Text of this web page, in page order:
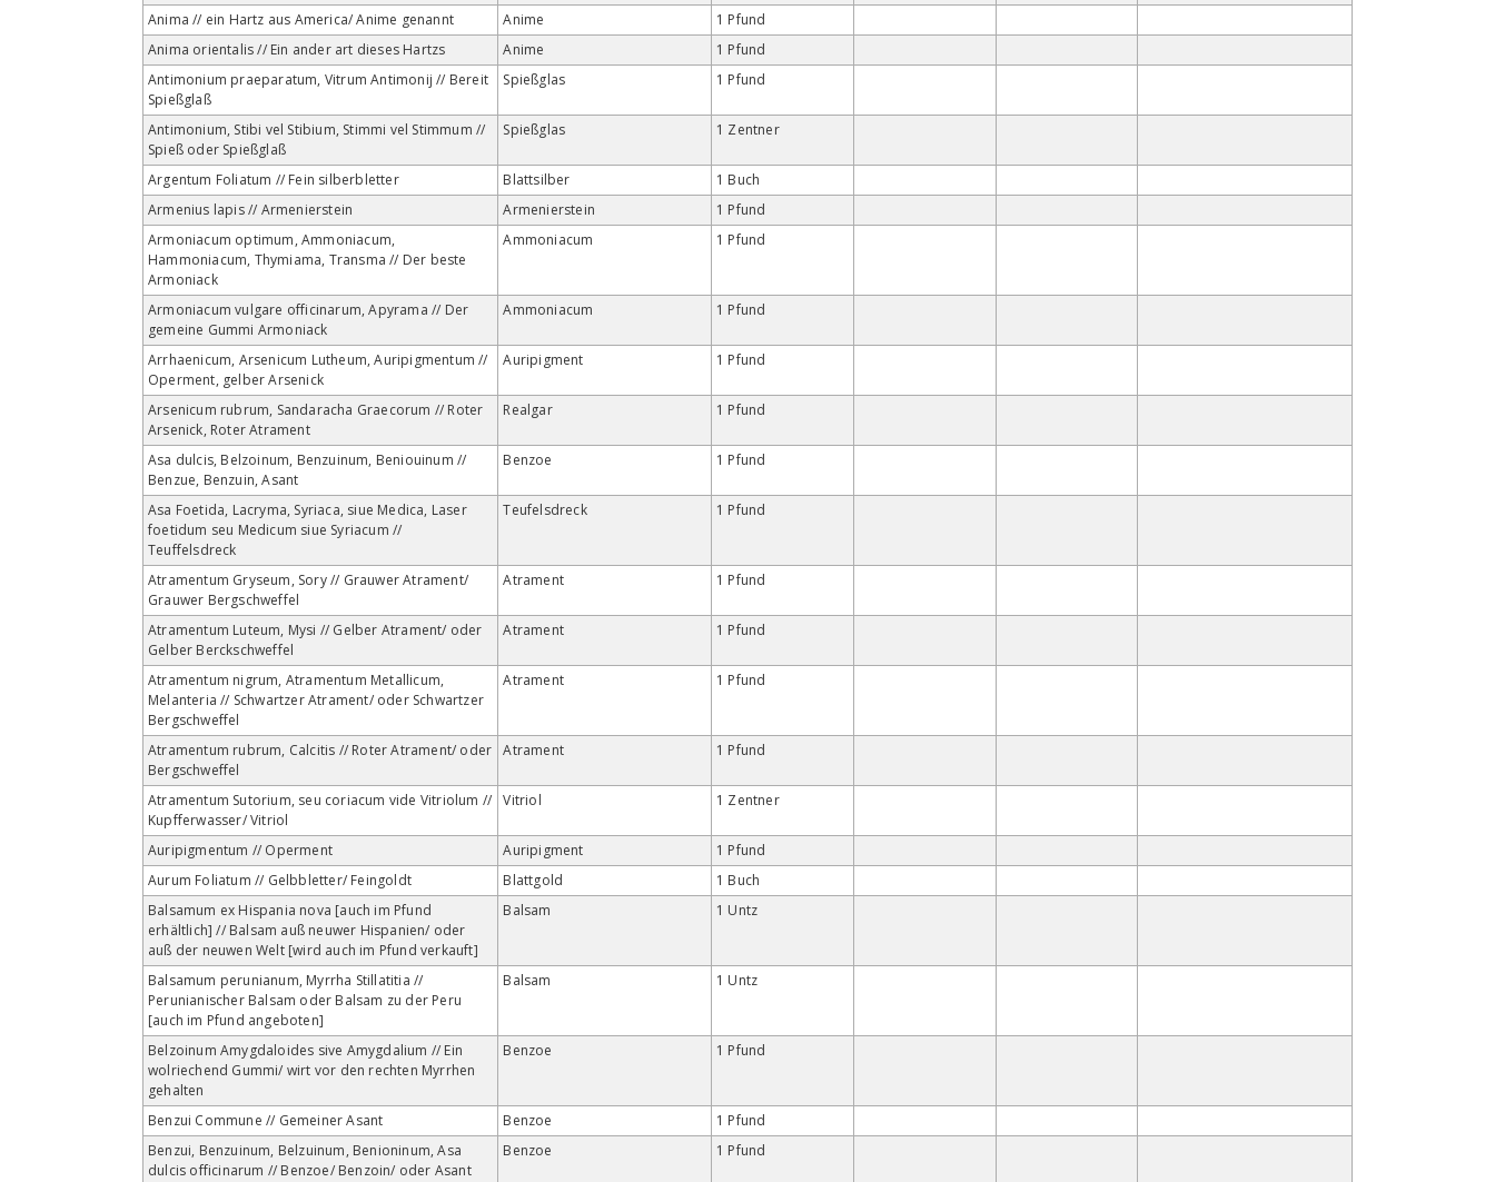
Anima // ein Hartz aus America/ Anime genannt
Anime
1 Pfund
Anima orientalis // Ein ander art dieses Hartzs
Anime
1 Pfund
Antimonium praeparatum, Vitrum Antimonij // Bereit
Spießglaß
Spießglas 1 Pfund
Antimonium, Stibi vel Stibium, Stimmi vel Stimmum //
Spieß oder Spießglaß
Spießglas 1 Zentner
Argentum Foliatum // Fein silberbletter Blattsilber
1 Buch
Armenius lapis // Armenierstein
Armenierstein
1 Pfund
Armoniacum optimum, Ammoniacum,
Hammoniacum, Thymiama, Transma // Der beste
Armoniack
Ammoniacum 1 Pfund
Armoniacum vulgare officinarum, Apyrama // Der
gemeine Gummi Armoniack
Ammoniacum 1 Pfund
Arrhaenicum, Arsenicum Lutheum, Auripigmentum //
Operment, gelber Arsenick
Auripigment 1 Pfund
Arsenicum rubrum, Sandaracha Graecorum // Roter
Arsenick, Roter Atrament
Realgar 1 Pfund
Asa dulcis, Belzoinum, Benzuinum, Beniouinum //
Benzue, Benzuin, Asant
Benzoe 1 Pfund
Asa Foetida, Lacryma, Syriaca, siue Medica, Laser
foetidum seu Medicum siue Syriacum //
Teuffelsdreck
Teufelsdreck 1 Pfund
Atramentum Gryseum, Sory // Grauwer Atrament/
Grauwer Bergschweffel
Atrament 1 Pfund
Atramentum Luteum, Mysi // Gelber Atrament/ oder
Gelber Berckschweffel
Atrament 1 Pfund
Atramentum nigrum, Atramentum Metallicum,
Melanteria // Schwartzer Atrament/ oder Schwartzer
Bergschweffel
Atrament 1 Pfund
Atramentum rubrum, Calcitis // Roter Atrament/ oder
Bergschweffel
Atrament 1 Pfund
Atramentum Sutorium, seu coriacum vide Vitriolum //
Kupfferwasser/ Vitriol
Vitriol 1 Zentner
Auripigmentum // Operment Auripigment
1 Pfund
Aurum Foliatum // Gelbbletter/ Feingoldt
Blattgold
1 Buch
Balsamum ex Hispania nova [auch im Pfund
erhältlich] // Balsam auß neuwer Hispanien/ oder
auß der neuwen Welt [wird auch im Pfund verkauft]
Balsam 1 Untz
Balsamum perunianum, Myrrha Stillatitia //
Perunianischer Balsam oder Balsam zu der Peru
[auch im Pfund angeboten]
Balsam 1 Untz
Belzoinum Amygdaloides sive Amygdalium // Ein
wolriechend Gummi/ wirt vor den rechten Myrrhen
gehalten
Benzoe 1 Pfund
Benzui Commune // Gemeiner Asant Benzoe
1 Pfund
Benzui, Benzuinum, Belzuinum, Benioninum, Asa
dulcis officinarum // Benzoe/ Benzoin/ oder Asant
Benzoe 1 Pfund